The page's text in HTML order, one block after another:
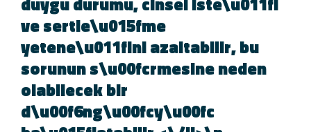
ve sertle\u015fme
yetene\u011fini azaltabilir, bu
sorunun s\u00fcrmesine neden
olabilecek bir
d\u00f6ng\u00fcy\u00fc